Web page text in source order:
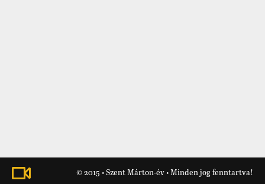
© 2015 • Szent Márton-év • Minden jog fenntartva!